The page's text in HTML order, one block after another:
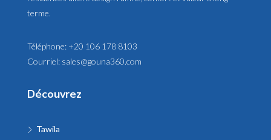
terme.
Téléphone: +20 106 178 8103
Courriel: sales@gouna360.com
Découvrez
Tawila